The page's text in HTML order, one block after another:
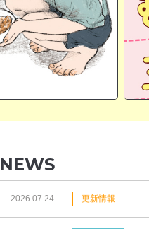
NEWS
2026.07.24 更新情報